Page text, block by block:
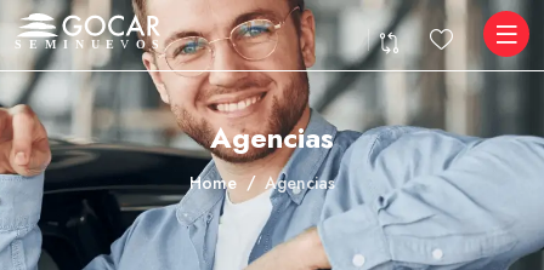
Agencias
Home Agencias